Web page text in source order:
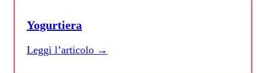
Yogurtiera
Leggi l’articolo →